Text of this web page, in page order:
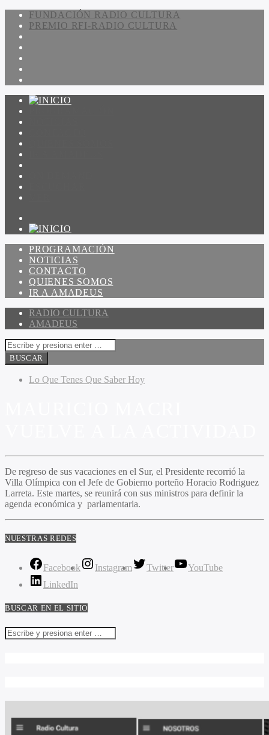
FUNDACIÓN RADIO CULTURA
PREMIO RFI-RADIO CULTURA
PROGRAMACIÓN
NOTICIAS
CONTACTO
QUIENES SOMOS
IR A AMADEUS
RADIO CULTURA
AMADEUS
Lo Que Tenes Que Saber Hoy
De regreso de sus vacaciones en el Sur, el Presidente recorrió la
Villa Olímpica con el Jefe de Gobierno porteño Horacio Rodriguez
Larreta. Este martes, se reunirá con sus ministros para definir la
agenda económica y parlamentaria.
NUESTRAS REDES
Facebook Instagram Twitter
YouTube
LinkedIn
BUSCAR EN EL SITIO